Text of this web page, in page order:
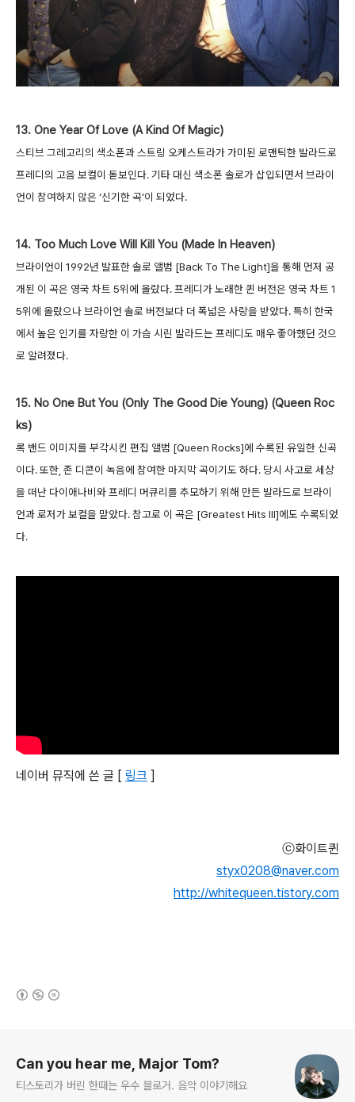
13. One Year Of Love (A Kind Of Magic)
스티브 그레고리의 색소폰과 스트링 오케스트라가 가미된 로맨틱한 발라드로
프레디의 고음 보컬이 돋보인다. 기타 대신 색소폰 솔로가 삽입되면서 브라이
언이 참여하지 않은 ‘신기한 곡’이 되었다.
14. Too Much Love Will Kill You (Made In Heaven)
브라이언이 1992년 발표한 솔로 앨범 [Back To The Light]을 통해 먼저 공
개된 이 곡은 영국 차트 5위에 올랐다. 프레디가 노래한 퀸 버전은 영국 차트 1
5위에 올랐으나 브라이언 솔로 버전보다 더 폭넓은 사랑을 받았다. 특히 한국
에서 높은 인기를 자랑한 이 가슴 시린 발라드는 프레디도 매우 좋아했던 것으
로 알려졌다.
15. No One But You (Only The Good Die Young) (Queen Roc
ks)
록 밴드 이미지를 부각시킨 편집 앨범 [Queen Rocks]에 수록된 유일한 신곡
이다. 또한, 존 디콘이 녹음에 참여한 마지막 곡이기도 하다. 당시 사고로 세상
을 떠난 다이애나비와 프레디 머큐리를 추모하기 위해 만든 발라드로 브라이
언과 로저가 보컬을 맡았다. 참고로 이 곡은 [Greatest Hits III]에도 수록되었
다.
네이버 뮤직에 쓴 글 [ 링크 ]
ⓒ화이트퀸
styx0208@naver.com
http://whitequeen.tistory.com
Can you hear me, Major Tom?
티스토리가 버린 한때는 우수 블로거. 음악 이야기해요